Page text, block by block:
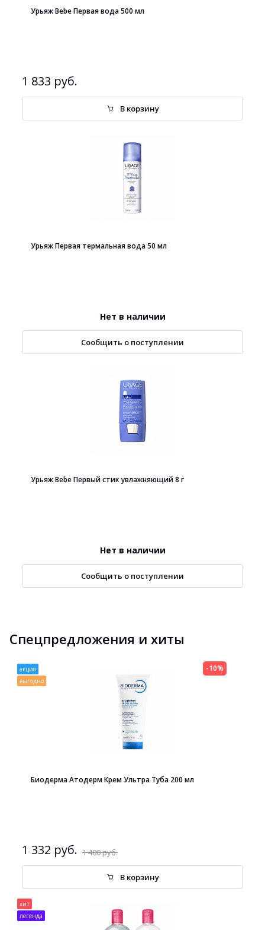
Урьяж Bebe Первая вода 500 мл
1 833 руб.
В корзину
Урьяж Первая термальная вода 50 мл
Нет в наличии
Сообщить о поступлении
Урьяж Bebe Первый стик увлажняющий 8 г
Нет в наличии
Сообщить о поступлении
Спецпредложения и хиты
акция
выгодно
Биодерма Атодерм Крем Ультра Туба 200 мл
1 332 руб. 1 480 руб.
-10%
В корзину
хит
легенда